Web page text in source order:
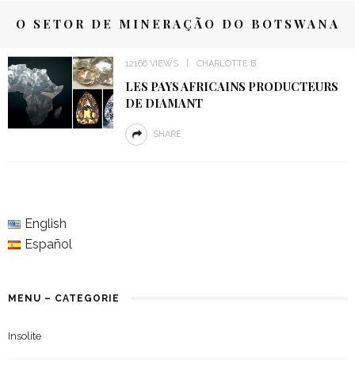
O SETOR DE MINERAÇÃO DO BOTSWANA
12166 VIEWS CHARLOTTE B
LES PAYS AFRICAINS PRODUCTEURS
DE DIAMANT
SHARE
English
Español
MENU – CATEGORIE
Insolite